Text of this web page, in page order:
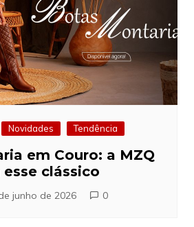
Novidades Tendência
em Couro: a MZQ
clássico
junho de 2026 0